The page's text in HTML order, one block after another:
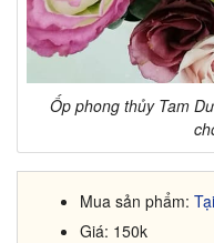
Ốp phong thủy Tam
Mua sản phẩm:
Giá: 150k